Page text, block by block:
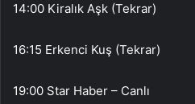
14:00 Kiralık Aşk (Tekrar)
16:15 Erkenci Kuş (Tekrar)
19:00 Star Haber – Canlı